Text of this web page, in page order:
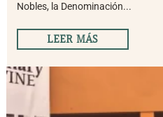
Nobles, la Denominación...
LEER MÁS